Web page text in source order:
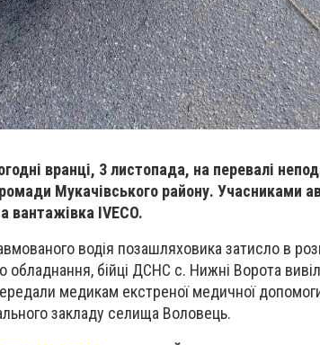
вранці, 3 листопада, на перевалі
Мукачівського району. Учасниками
вантажівка IVECO.
водія позашляховика затисло в
обладнання, бійці ДСНС с. Нижні Ворота
медикам екстреної медичної
закладу селища Воловець.